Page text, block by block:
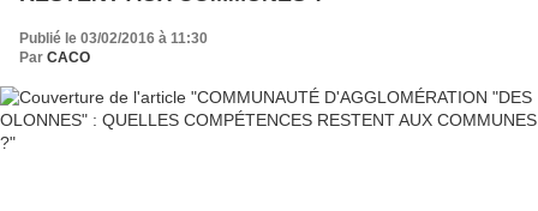
Publié le 03/02/2016 à 11:30
Par CACO